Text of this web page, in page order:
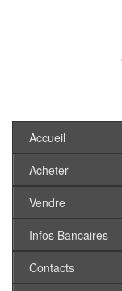
Accueil
Acheter
Vendre
Infos Bancaires
Contacts